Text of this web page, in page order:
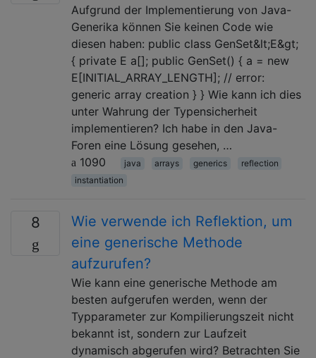
Aufgrund der Implementierung von Java-
Generika können Sie keinen Code wie
diesen haben: public class GenSet&lt;E&gt;
{ private E a[]; public GenSet() { a = new
E[INITIAL_ARRAY_LENGTH]; // error:
generic array creation } } Wie kann ich dies
unter Wahrung der Typensicherheit
implementieren? Ich habe in den Java-
Foren eine Lösung gesehen, …
1090
java arrays generics
reflection
instantiation
8
Wie verwende ich Reflektion, um
eine generische Methode
aufzurufen?
Wie kann eine generische Methode am
besten aufgerufen werden, wenn der
Typparameter zur Kompilierungszeit nicht
bekannt ist, sondern zur Laufzeit
dynamisch abgerufen wird? Betrachten Sie